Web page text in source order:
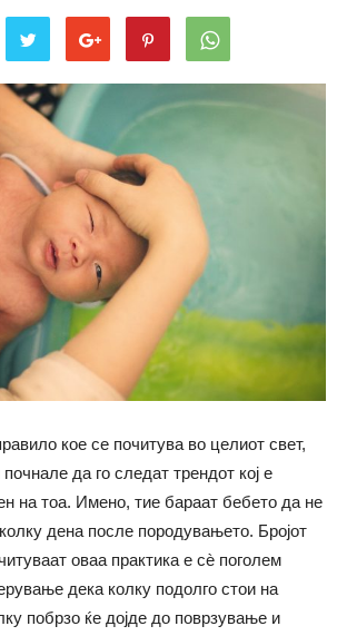
кое се почитува во целиот свет,
да го следат трендот кој е
на тоа. Имено, тие бараат бебето да не
дена после породувањето. Бројот
оваа практика е сѐ поголем
дека колку подолго стои на
побрзо ќе дојде до поврзување и